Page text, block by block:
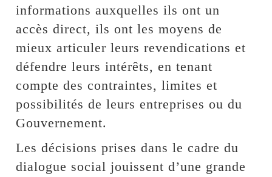
informations auxquelles ils ont un
accès direct, ils ont les moyens de
mieux articuler leurs revendications et
défendre leurs intérêts, en tenant
compte des contraintes, limites et
possibilités de leurs entreprises ou du
Gouvernement.
Les décisions prises dans le cadre du
dialogue social jouissent d’une grande